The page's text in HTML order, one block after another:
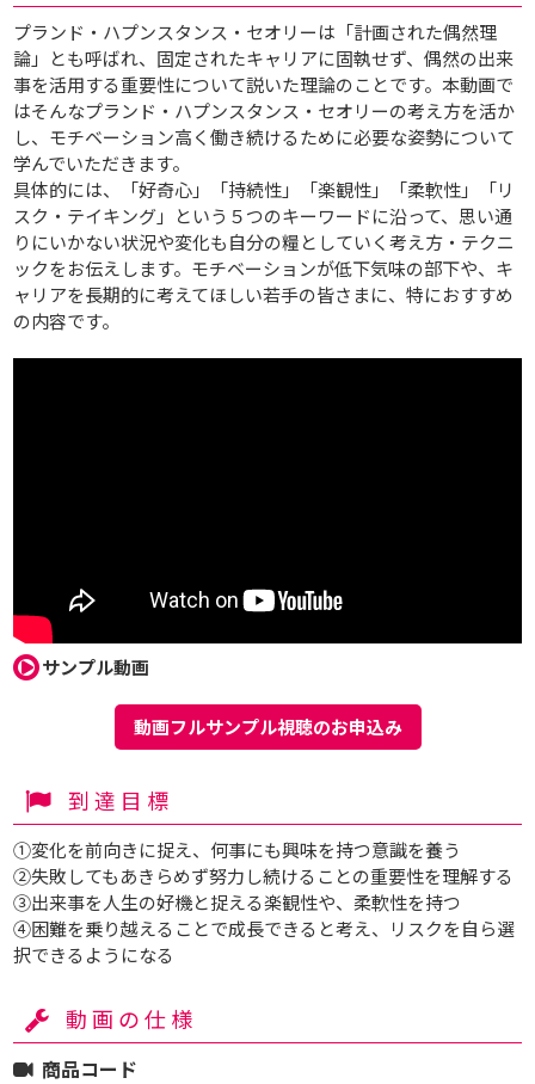
サンプル動画
動画フルサンプル視聴のお申込み
プランド・ハプンスタンス・セオリーは「計画された偶然理
論」とも呼ばれ、固定されたキャリアに固執せず、偶然の出来
事を活用する重要性について説いた理論のことです。本動画で
はそんなプランド・ハプンスタンス・セオリーの考え方を活か
し、モチベーション高く働き続けるために必要な姿勢について
学んでいただきます。
具体的には、「好奇心」「持続性」「楽観性」「柔軟性」「リ
スク・テイキング」という５つのキーワードに沿って、思い通
りにいかない状況や変化も自分の糧としていく考え方・テクニ
ックをお伝えします。モチベーションが低下気味の部下や、キ
ャリアを長期的に考えてほしい若手の皆さまに、特におすすめ
の内容です。
到達目標
①変化を前向きに捉え、何事にも興味を持つ意識を養う
②失敗してもあきらめず努力し続けることの重要性を理解する
③出来事を人生の好機と捉える楽観性や、柔軟性を持つ
④困難を乗り越えることで成長できると考え、リスクを自ら選
択できるようになる
動画の仕様
商品コード